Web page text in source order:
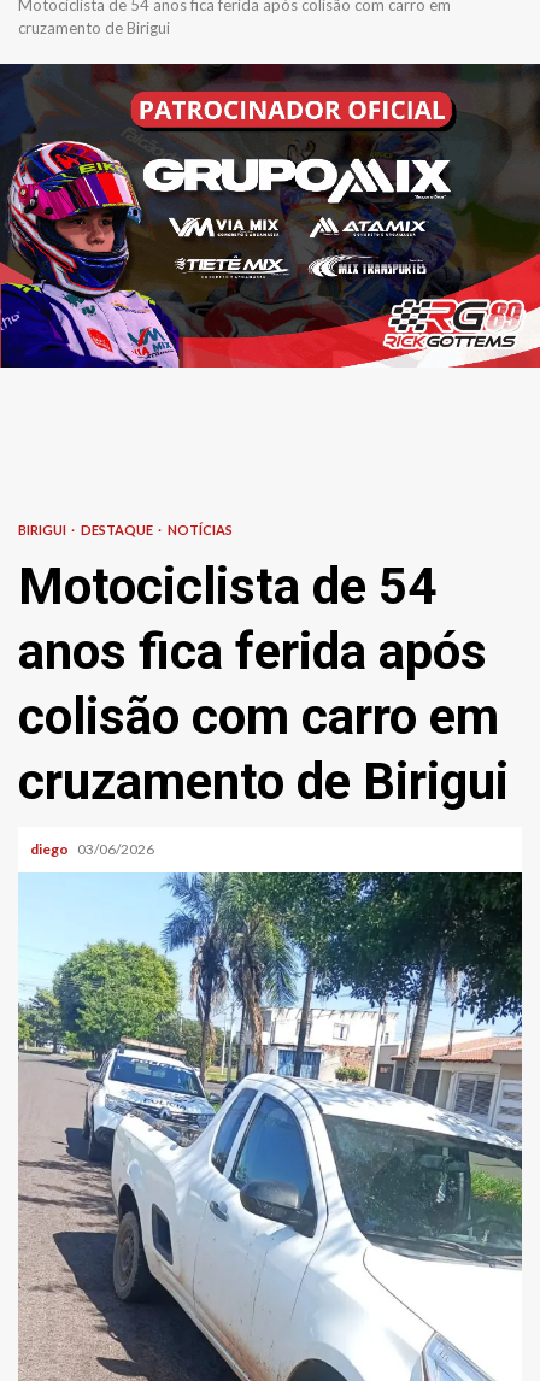
Motociclista de 54 anos fica ferida após colisão com carro em
cruzamento de Birigui
BIRIGUI DESTAQUE NOTÍCIAS
Motociclista de 54
anos fica ferida após
colisão com carro em
cruzamento de Birigui
diego 03/06/2026